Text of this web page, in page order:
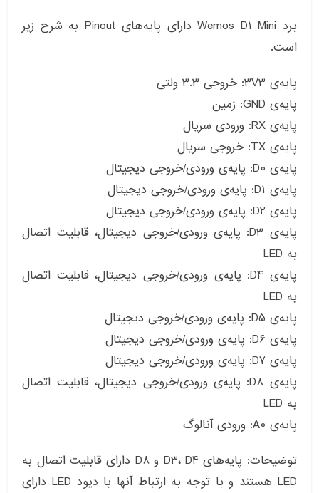
برد Wemos D1 Mini دارای پایه‌های Pinout به شرح زیر
است.
پایه‌ی ۳V3: خروجی ۳.۳ ولتی
پایه‌ی GND: زمین
پایه‌ی RX: ورودی سریال
پایه‌ی TX: خروجی سریال
پایه‌ی D0: پایه‌ی ورودی/خروجی دیجیتال
پایه‌ی D1: پایه‌ی ورودی/خروجی دیجیتال
پایه‌ی D2: پایه‌ی ورودی/خروجی دیجیتال
پایه‌ی D3: پایه‌ی ورودی/خروجی دیجیتال، قابلیت اتصال
به LED
پایه‌ی D4: پایه‌ی ورودی/خروجی دیجیتال، قابلیت اتصال
به LED
پایه‌ی D5: پایه‌ی ورودی/خروجی دیجیتال
پایه‌ی D6: پایه‌ی ورودی/خروجی دیجیتال
پایه‌ی D7: پایه‌ی ورودی/خروجی دیجیتال
پایه‌ی D8: پایه‌ی ورودی/خروجی دیجیتال، قابلیت اتصال
به LED
پایه‌ی A0: ورودی آنالوگ
توضیحات: پایه‌های D3، D4 و D8 دارای قابلیت اتصال به
LED هستند و با توجه به ارتباط آنها با دیود LED دارای